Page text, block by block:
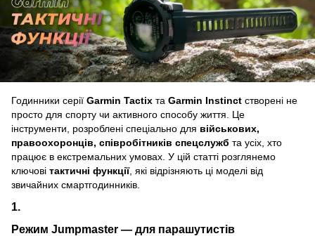
Годинники серії Garmin Tactix та Garmin Instinct створені не
просто для спорту чи активного способу життя. Це
інструменти, розроблені спеціально для військових,
правоохоронців, співробітників спецслужб та усіх, хто
працює в екстремальних умовах. У цій статті розглянемо
ключові тактичні функції, які відрізняють ці моделі від
звичайних смартгодинників.
1.
Режим Jumpmaster — для парашутистів